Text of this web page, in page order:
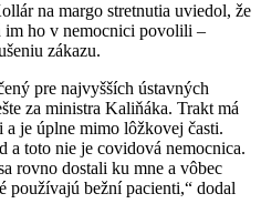
na margo stretnutia uviedol, že
im ho v nemocnici povolili –
zákazu.
pre najvyšších ústavných
za ministra Kaliňáka. Trakt má
a je úplne mimo lôžkovej časti.
a toto nie je covidová nemocnica.
rovno dostali ku mne a vôbec
používajú bežní pacienti,“ dodal